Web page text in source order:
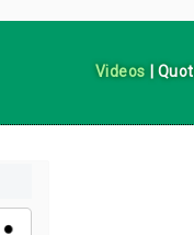
Videos |